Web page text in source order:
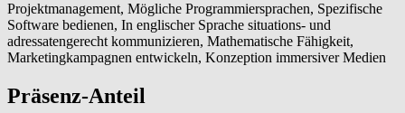
Projektmanagement, Mögliche Programmiersprachen, Spezifische
Software bedienen, In englischer Sprache situations- und
adressatengerecht kommunizieren, Mathematische Fähigkeit,
Marketingkampagnen entwickeln, Konzeption immersiver Medien
Präsenz-Anteil